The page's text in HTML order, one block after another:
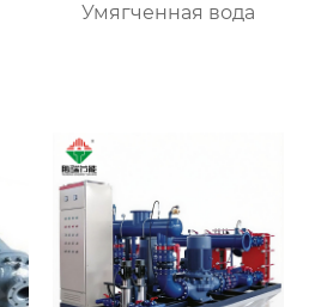
Умягченная вода